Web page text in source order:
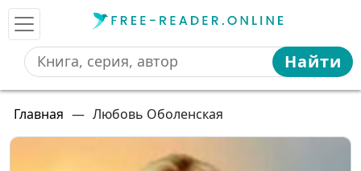
Найти
Главная — Любовь Оболенская